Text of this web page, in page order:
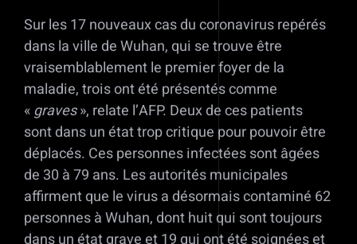
Sur les 17 nouveaux cas du coronavirus repérés
dans la ville de Wuhan, qui se trouve être
vraisemblablement le premier foyer de la
maladie, trois ont été présentés comme
«graves», relate l’AFP. Deux de ces patients
sont dans un état trop critique pour pouvoir être
déplacés. Ces personnes infectées sont âgées
de 30 à 79 ans. Les autorités municipales
affirment que le virus a désormais contaminé 62
personnes à Wuhan, dont huit qui sont toujours